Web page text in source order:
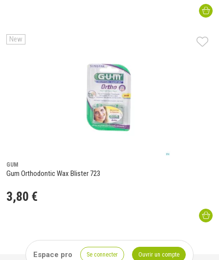
New
GUM
Gum Orthodontic Wax Blister 723
3,80 €
Espace pro Se connecter Ouvrir un compte